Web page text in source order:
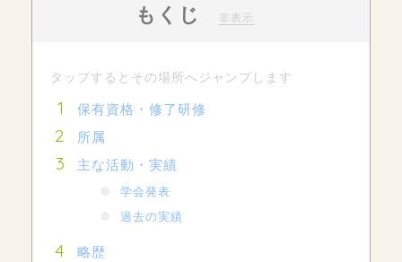
もくじ 非表示
保有資格・修了研修
所属
主な活動・実績
学会発表
過去の実績
略歴